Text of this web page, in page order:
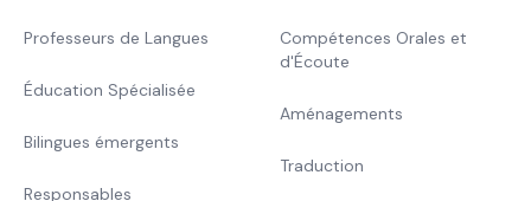
Professeurs de Langues
Éducation Spécialisée
Bilingues émergents
Responsables
Compétences Orales et
d'Écoute
Aménagements
Traduction